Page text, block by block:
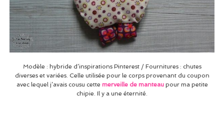
Modèle : hybride d’inspirations Pinterest / Fournitures : chutes
diverses et variées. Celle utilisée pour le corps provenant du coupon
avec lequel j’avais cousu cette merveille de manteaupour ma petite
chipie. Il y a une éternité.